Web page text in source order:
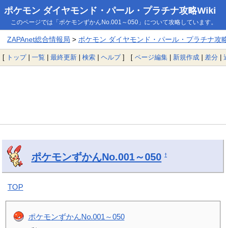
ポケモン ダイヤモンド・パール・プラチナ攻略Wiki
このページでは「ポケモンずかんNo.001～050」について攻略しています。
ZAPAnet総合情報局 > ポケモン ダイヤモンド・パール・プラチナ攻
[ トップ| 一覧 | 最終更新 | 検索 | ヘルプ] [ ページ編集 | 新規作成 | 差分 |
ポケモンずかんNo.001～050 †
TOP
ポケモンずかんNo.001～050